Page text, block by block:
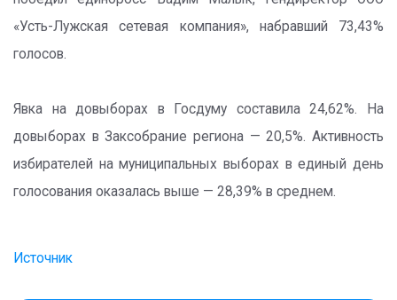
«Усть-Лужская сетевая компания», набравший 73,43%
голосов.
Явка на довыборах в Госдуму составила 24,62%. На
довыборах в Заксобрание региона — 20,5%. Активность
избирателей на муниципальных выборах в единый день
голосования оказалась выше — 28,39% в среднем.
Источник